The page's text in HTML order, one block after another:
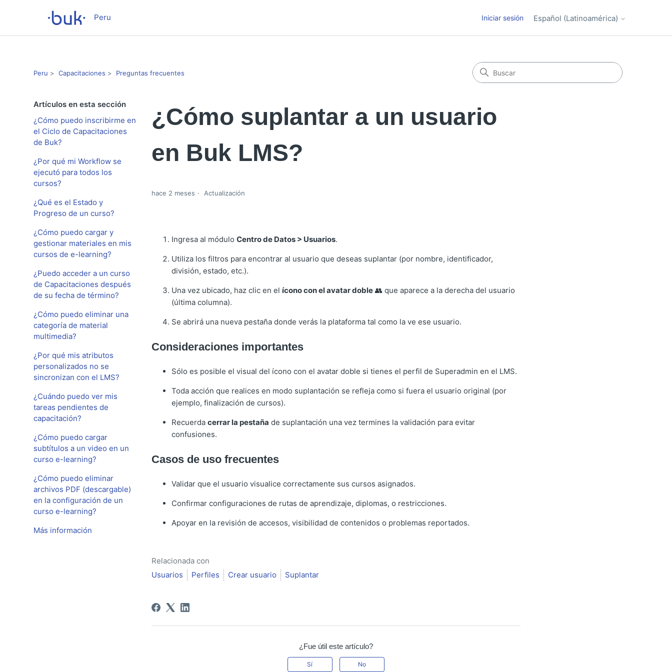
Peru Iniciar sesión Español (Latinoamérica)
Peru Capacitaciones Preguntas frecuentes
Artículos en esta sección
¿Cómo puedo inscribirme en
el Ciclo de Capacitaciones
de Buk?
¿Por qué mi Workflow se
ejecutó para todos los
cursos?
¿Qué es el Estado y
Progreso de un curso?
¿Cómo puedo cargar y
gestionar materiales en mis
cursos de e-learning?
¿Puedo acceder a un curso
de Capacitaciones después
de su fecha de término?
¿Cómo puedo eliminar una
categoría de material
multimedia?
¿Por qué mis atributos
personalizados no se
sincronizan con el LMS?
¿Cuándo puedo ver mis
tareas pendientes de
capacitación?
¿Cómo puedo cargar
subtítulos a un video en un
curso e-learning?
¿Cómo puedo eliminar
archivos PDF (descargable)
en la configuración de un
curso e-learning?
Más información
¿Cómo suplantar a un usuario
en Buk LMS?
hace 2 meses Actualización
Ingresa al módulo Centro de Datos > Usuarios.
Utiliza los filtros para encontrar al usuario que deseas suplantar (por nombre, identificador,
división, estado, etc.).
Una vez ubicado, haz clic en el ícono con el avatar doble👥 que aparece a la derecha del usuario
(última columna).
Se abrirá una nueva pestaña donde verás la plataforma tal como la ve ese usuario.
Consideraciones importantes
Sólo es posible el visual del ícono con el avatar doble si tienes el perfil de Superadmin en el LMS.
Toda acción que realices en modo suplantación se refleja como si fuera el usuario original (por
ejemplo, finalización de cursos).
Recuerda cerrar la pestaña de suplantación una vez termines la validación para evitar
confusiones.
Casos de uso frecuentes
Validar que el usuario visualice correctamente sus cursos asignados.
Confirmar configuraciones de rutas de aprendizaje, diplomas, o restricciones.
Apoyar en la revisión de accesos, visibilidad de contenidos o problemas reportados.
Relacionada con
Usuarios
Perfiles Crear usuario Suplantar
¿Fue útil este artículo?
Sí No